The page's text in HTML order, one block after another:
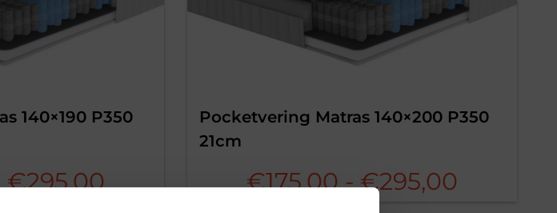
140×190 P350
€295,00Prijsklasse:
Pocketvering Matras 140×200 P350
21cm
€175,00 - €295,00